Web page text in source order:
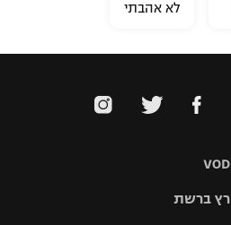
לא אהבתי
VOD
רץ ברשת